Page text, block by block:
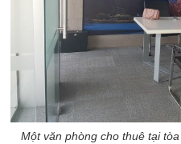
Một văn phòng cho thuê tại